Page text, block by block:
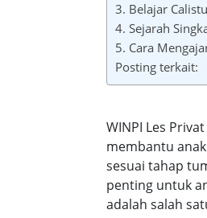
3. Belajar
4. Sejarah
5. Cara
Posting terkait:
WINPI Les
membantu
sesuai tahap
penting untuk
adalah salah